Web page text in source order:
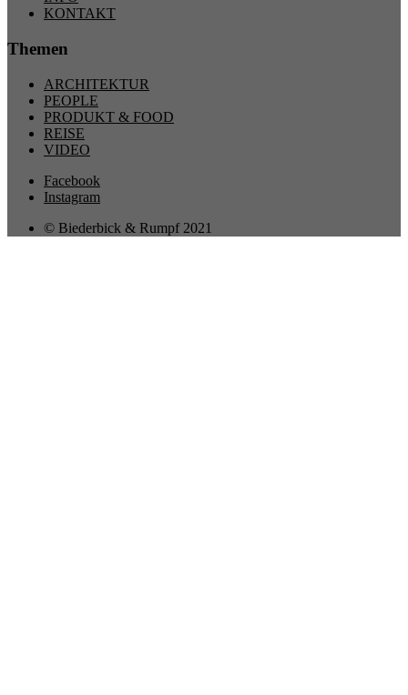
KONTAKT
Themen
ARCHITEKTUR
PEOPLE
PRODUKT & FOOD
REISE
VIDEO
Facebook
Instagram
© Biederbick & Rumpf 2021